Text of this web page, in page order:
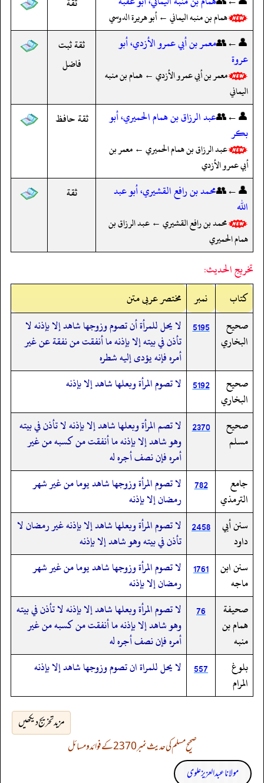
همام بن منبه اليماني ← أبو هريرة الدوسي
👤←👥معمر بن أبي عمرو الأزدي، أبو
عروة
معمر بن أبي عمرو الأزدي ← همام بن منبه
اليماني
ثقة ثبت
فاضل
👤←👥عبد الرزاق بن همام الحميري، أبو
بكر
عبد الرزاق بن همام الحميري ← معمر بن
أبي عمرو الأزدي
ثقة حافظ
👤←👥محمد بن رافع القشيري، أبو عبد
الله
محمد بن رافع القشيري ← عبد الرزاق بن
همام الحميري
ثقة
تخريج الحديث:
کتاب
نمبر
مختصر عربی متن
صحيح
البخاري
5195
لا يحل للمرأة أن تصوم وزوجها شاهد إلا بإذنه لا
تأذن في بيته إلا بإذنه ما أنفقت من نفقة عن غير
أمره فإنه يؤدى إليه شطره
صحيح
البخاري
5192 لا تصوم المرأة وبعلها شاهد إلا بإذنه
صحيح
مسلم
2370 لا تصم المرأة وبعلها شاهد إلا بإذنه لا تأذن في بيته
وهو شاهد إلا بإذنه ما أنفقت من كسبه من غير
أمره فإن نصف أجره له
جامع
الترمذي
782
لا تصوم المرأة وزوجها شاهد يوما من غير شهر
رمضان إلا بإذنه
سنن أبي
داود
2458 لا تصوم المرأة وبعلها شاهد إلا بإذنه غير رمضان لا
تأذن في بيته وهو شاهد إلا بإذنه
سنن ابن
ماجه
1761
لا تصوم المرأة وزوجها شاهد يوما من غير شهر
رمضان إلا بإذنه
صحيفة
همام بن
منبه
76
لا تصوم المرأة وبعلها شاهد إلا بإذنه لا تأذن في بيته
وهو شاهد إلا بإذنه ما أنفقت من كسبه من غير
أمره فإن نصف أجره له
بلوغ
المرام
557 ‏‏‏‏لا يحل للمراة ان تصوم وزوجها شاهد إلا بإذنه
مزید تخریج دیکھیں
صحیح مسلم کی حدیث نمبر 2370 کے فوائد و مسائل
مولانا عبد العزیز علوی